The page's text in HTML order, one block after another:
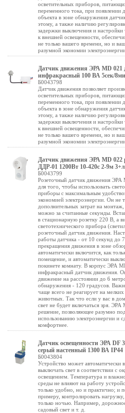
осветительных приборов,
переменного тока, при появлении
объекта в зоне обнаружения
этому, а также наличию
задержки выключения и настройки
к внешней освещенности,
не только вашего времени, но и
разумной экономии
Датчик движения ЭРА MD 021
инфракрасный 100 ВА 5сек/
Б0043798
Датчик движения позволяет
осветительных приборов,
переменного тока, при появлении
объекта в зоне обнаружения
этому, а также наличию
задержки выключения и настройки
к внешней освещенности,
не только вашего времени, но и
разумной экономии
Датчик движения ЭРА MD 022
ДДР-01 1200Вт 10-420с 2-9м
Б0043799
Розеточный датчик движения ЭРА
для того, чтобы использовать
приборы с максимальным
экономией электроэнергии. Он не
дополнительных затрат на монтаж,
можно за считанные секунды.
в стационарную розетку 220 В, а
светотехнического прибора
розеточный датчик движения.
работы датчика - от 10 секунд до
прекращения движения в зоне
автоматически включится, как
помещение, и автоматически
покинете комнату. В корпус ЭРА
инфракрасный датчик движения.
движение на расстоянии до 6
обнаружения - 120 градусов.
чаще всего не реагирует на
животных. Так что если у вас в
свет не будет включаться зря.
решение, позволяющее разумно
использованию электроэнергии и
комфортнее.
Датчик освещенности ЭРА DF
серый настенный 1300 ВА IP44
Б0043804
Устройство может автоматически
выключать свет в соответствии с
освещением. Температура и
среды не влияют на работу
только удобно, но и практично; и
примеру, контролировать
только ночью. Например,
садовый свет и т. д.